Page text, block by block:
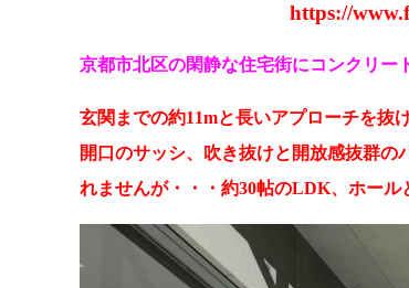
https://
京都市北区の閑静な住宅街にコンクリー
玄関までの約11mと長いアプローチを抜
開口のサッシ、吹き抜けと開放感抜群
れませんが・・・約30帖のLDK、ホール